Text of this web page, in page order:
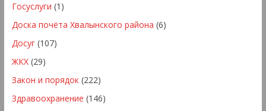
Госуслуги (1)
Доска почёта Хвалынского района (6)
Досуг(107)
ЖКХ(29)
Закон и порядок(222)
Здравоохранение (146)